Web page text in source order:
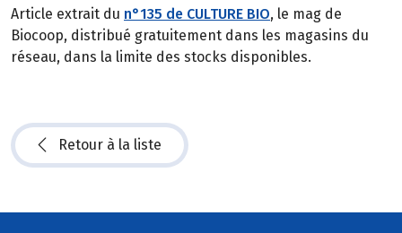
Article extrait du n°135 de CULTURE BIO, le mag de
Biocoop, distribué gratuitement dans les magasins du
réseau, dans la limite des stocks disponibles.
Retour à la liste